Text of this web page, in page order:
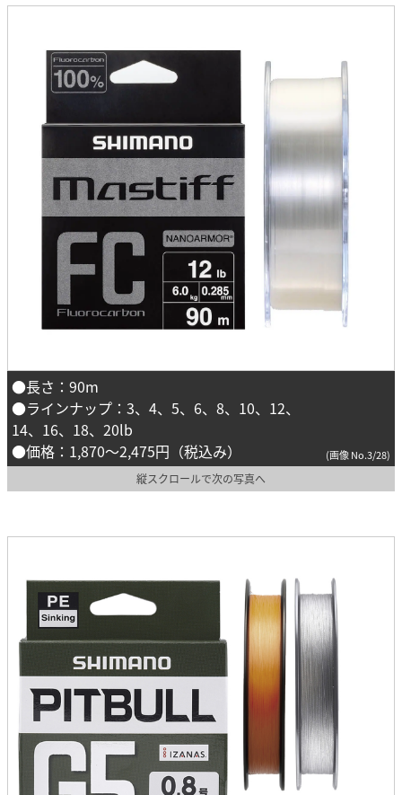
●長さ：90m
●ラインナップ：3、4、5、6、8、10、12、
14、16、18、20lb
●価格：1,870〜2,475円（税込み）
(画像 No.3/28)
縦スクロールで次の写真へ